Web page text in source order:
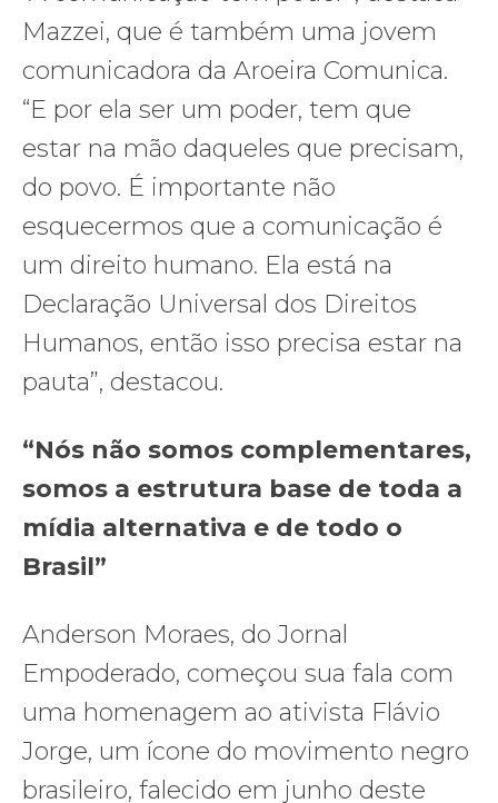
Mazzei, que é também uma jovem
comunicadora da Aroeira Comunica.
“E por ela ser um poder, tem que
estar na mão daqueles que precisam,
do povo. É importante não
esquecermos que a comunicação é
um direito humano. Ela está na
Declaração Universal dos Direitos
Humanos, então isso precisa estar na
pauta”, destacou.
“Nós não somos complementares,
somos a estrutura base de toda a
mídia alternativa e de todo o
Brasil”
Anderson Moraes, do Jornal
Empoderado, começou sua fala com
uma homenagem ao ativista Flávio
Jorge, um ícone do movimento negro
brasileiro, falecido em junho deste